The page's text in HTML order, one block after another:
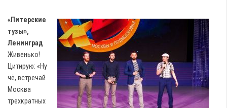
«Питерские
тузы»,
Ленинград
Живенько!
Цитирую: «Ну
чё, встречай
Москва
трехкратных